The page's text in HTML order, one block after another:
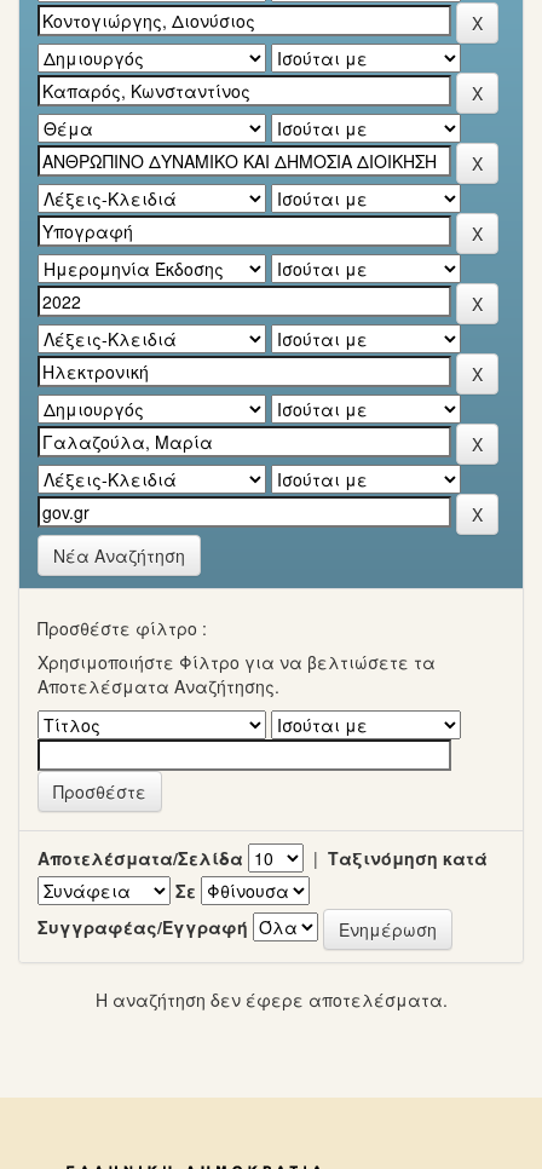
Νέα Αναζήτηση
Προσθέστε φίλτρο :
Χρησιμοποιήστε Φίλτρο για να βελτιώσετε τα
Αποτελέσματα Αναζήτησης.
Αποτελέσματα/Σελίδα | Ταξινόμηση κατά
Σε
Συγγραφέας/Εγγραφή
Η αναζήτηση δεν έφερε αποτελέσματα.